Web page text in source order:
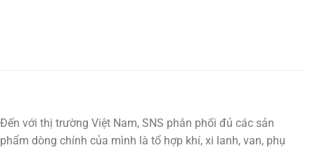
Đến với thị trường Việt Nam, SNS phân phối đủ các sản
phẩm dòng chính của mình là tổ hợp khí, xi lanh, van, phụ